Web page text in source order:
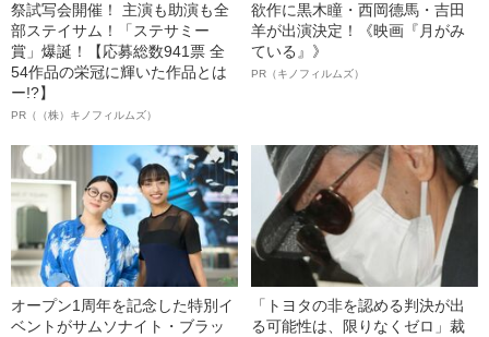
祭試写会開催！ 主演も助演も全
部ステイサム！「ステサミー
賞」爆誕！【応募総数941票 全
54作品の栄冠に輝いた作品とは
ー!?】
PR（（株）キノフィルムズ）
欲作に黒木瞳・西岡德馬・吉田
羊が出演決定！《映画『月がみ
ている』》
PR（キノフィルムズ）
オープン1周年を記念した特別イ
ベントがサムソナイト・ブラッ
「トヨタの非を認める判決が出
る可能性は、限りなくゼロ」裁